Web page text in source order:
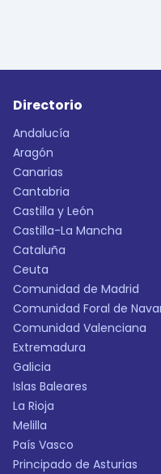
Directorio
Andalucía
Aragón
Canarias
Cantabria
Castilla y León
Castilla-La Mancha
Cataluña
Ceuta
Comunidad de Madrid
Comunidad Foral de
Comunidad Valenciana
Extremadura
Galicia
Islas Baleares
La Rioja
Melilla
País Vasco
Principado de Asturias